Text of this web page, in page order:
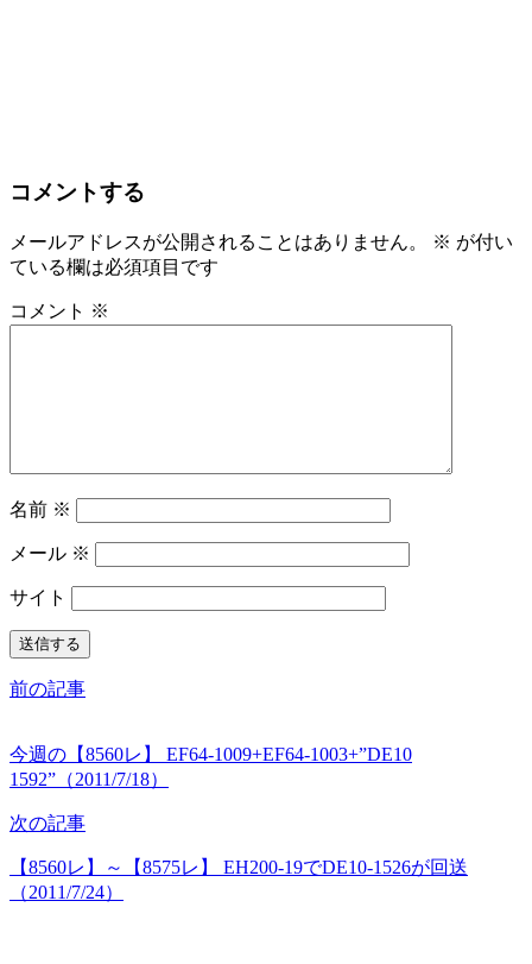
コメントする
メールアドレスが公開されることはありません。 ※ が付い
ている欄は必須項目です
コメント ※
名前 ※
メール ※
サイト
前の記事
今週の【8560レ】 EF64-1009+EF64-1003+”DE10
1592”（2011/7/18）
次の記事
【8560レ】～【8575レ】 EH200-19でDE10-1526が回送
（2011/7/24）